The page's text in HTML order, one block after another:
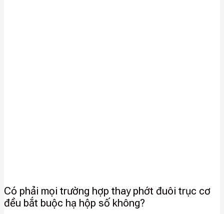
Có phải mọi trường hợp thay phớt đuôi trục cơ
đều bắt buộc hạ hộp số không?